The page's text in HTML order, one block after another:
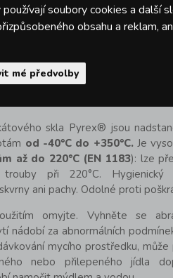
(maximálně 350°C) - bez
víčka, lednice, mraznička
skla Pyrex® jsou
od -40°C do +350°C. Je
až do 220°C (EN 1183): lze
při 220°C. Hygienický
ani pachy. Odolné proti
omyjte. Vyhněte se
nádobí za abnormálních
mycího prostředku, může
nebo přilepeného jídla
soubory cookies a další
obsahu a reklam,
mé předvolby